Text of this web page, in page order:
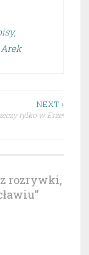
NEXT ›
tylko w Erze!
rozrywki,
”